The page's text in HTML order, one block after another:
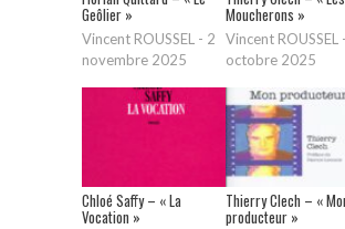
Geôlier »
Vincent ROUSSEL - 2
novembre 2025
Moucherons »
Vincent ROUSSEL -
octobre 2025
Chloé Saffy – « La
Vocation »
Thierry Clech – «
producteur »